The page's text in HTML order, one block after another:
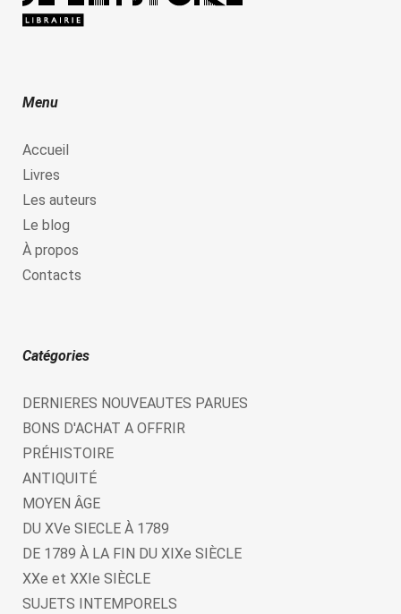
Menu
Accueil
Livres
Les auteurs
Le blog
À propos
Contacts
Catégories
DERNIERES NOUVEAUTES PARUES
BONS D'ACHAT A OFFRIR
PRÉHISTOIRE
ANTIQUITÉ
MOYEN ÂGE
DU XVe SIECLE À 1789
DE 1789 À LA FIN DU XIXe SIÈCLE
XXe et XXIe SIÈCLE
SUJETS INTEMPORELS